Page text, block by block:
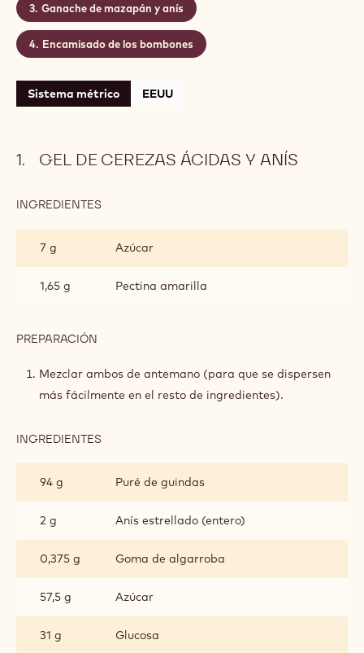
Ganache de mazapán y anís
Encamisado de los bombones
Sistema métrico EEUU
GEL DE CEREZAS ÁCIDAS Y ANÍS
INGREDIENTES
CEREZAS
ÁCIDAS
7 g Azúcar
1,65 g Pectina amarilla
PREPARACIÓN
DE
ÁCIDAS
ANÍS
Mezclar ambos de antemano (para que se dispersen
más fácilmente en el resto de ingredientes).
INGREDIENTES
CEREZAS
ÁCIDAS
94 g Puré de guindas
2 g Anís estrellado (entero)
0,375 g Goma de algarroba
57,5 g Azúcar
31 g Glucosa